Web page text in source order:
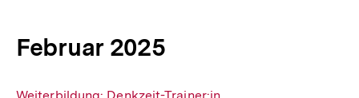
Februar 2025